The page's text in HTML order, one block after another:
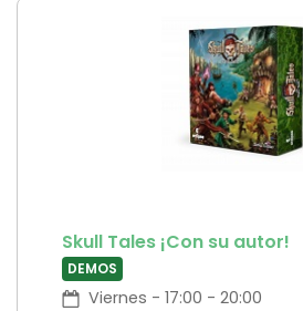
Skull Tales ¡Con su autor!
DEMOS
Viernes - 17:00 - 20:00